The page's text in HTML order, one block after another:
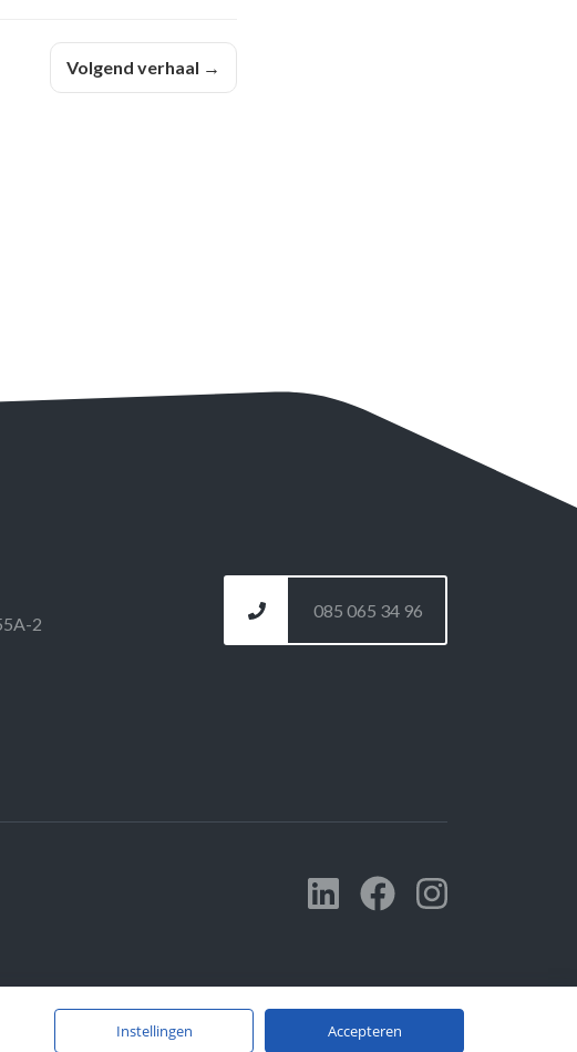
Volgend verhaal →
2
085 065 34 96
Instellingen Accepteren